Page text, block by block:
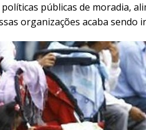
políticas públicas de moradia,
organizações acaba sendo